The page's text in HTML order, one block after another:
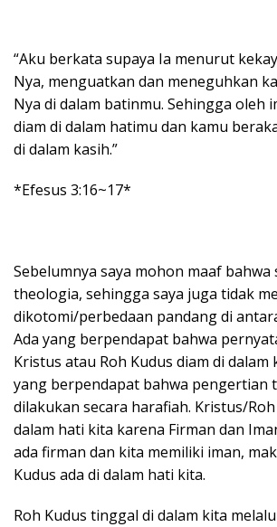
“Aku berkata supaya Ia menurut
Nya, menguatkan dan meneguhkan
Nya di dalam batinmu. Sehingga oleh
diam di dalam hatimu dan kamu
di dalam kasih.”
*Efesus 3:16~17*
Sebelumnya saya mohon maaf bahwa
theologia, sehingga saya juga tidak
dikotomi/perbedaan pandang di
Ada yang berpendapat bahwa
Kristus atau Roh Kudus diam di dalam
yang berpendapat bahwa pengertian
dilakukan secara harafiah. Kristus/
dalam hati kita karena Firman dan
ada firman dan kita memiliki iman,
Kudus ada di dalam hati kita.
Roh Kudus tinggal di dalam kita